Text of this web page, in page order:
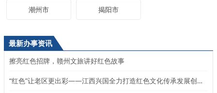
潮州市 揭阳市
最新办事资讯
擦亮红色招牌，赣州文旅讲好红色故事
“红色”让老区更出彩——江西兴国全力打造红色文化传承发展创新示范区